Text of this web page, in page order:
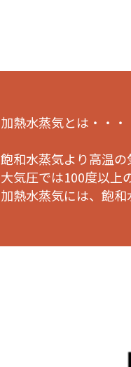
加熱水蒸気とは・・・
飽和水蒸気より高温の
大気圧では100度以上
加熱水蒸気には、飽